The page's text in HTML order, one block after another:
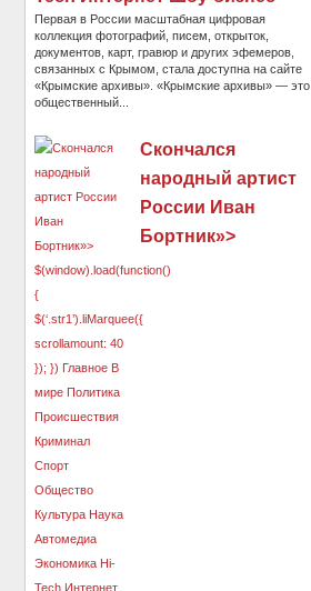
Первая в России масштабная цифровая
коллекция фотографий, писем, открыток,
документов, карт, гравюр и других эфемеров,
связанных с Крымом, стала доступна на сайте
«Крымские архивы». «Крымские архивы» — это
общественный...
Скончался
народный артист
России Иван
Бортник»>